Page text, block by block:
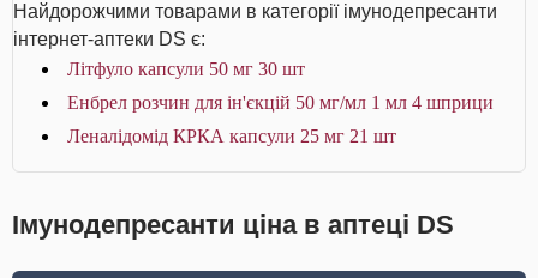
Найдорожчими товарами в категорії імунодепресанти
інтернет-аптеки DS є:
Літфуло капсули 50 мг 30 шт
Енбрел розчин для ін'єкцій 50 мг/мл 1 мл 4 шприци
Леналідомід КРКА капсули 25 мг 21 шт
Імунодепресанти ціна в аптеці DS